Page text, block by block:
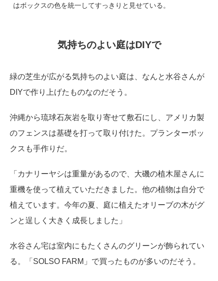
はボックスの色を統一してすっきりと見せている。
気持ちのよい庭はDIYで
緑の芝生が広がる気持ちのよい庭は、なんと水谷さんが
DIYで作り上げたものなのだそう。
沖縄から琉球石灰岩を取り寄せて敷石にし、アメリカ製
のフェンスは基礎を打って取り付けた。プランターボッ
クスも手作りだ。
「カナリーヤシは重量があるので、大磯の植木屋さんに
重機を使って植えていただきました。他の植物は自分で
植えています。今年の夏、庭に植えたオリーブの木がグ
ンと逞しく大きく成長しました」
水谷さん宅は室内にもたくさんのグリーンが飾られてい
る。「SOLSO FARM」で買ったものが多いのだそう。